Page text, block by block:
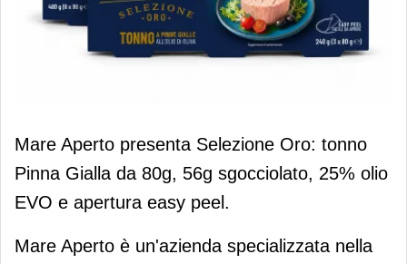
Mare Aperto lancia Selezione Oro: il
tonno premium da 80 grammi
Mare Aperto presenta Selezione Oro: tonno
Pinna Gialla da 80g, 56g sgocciolato, 25% olio
EVO e apertura easy peel.
Mare Aperto è un'azienda specializzata nella